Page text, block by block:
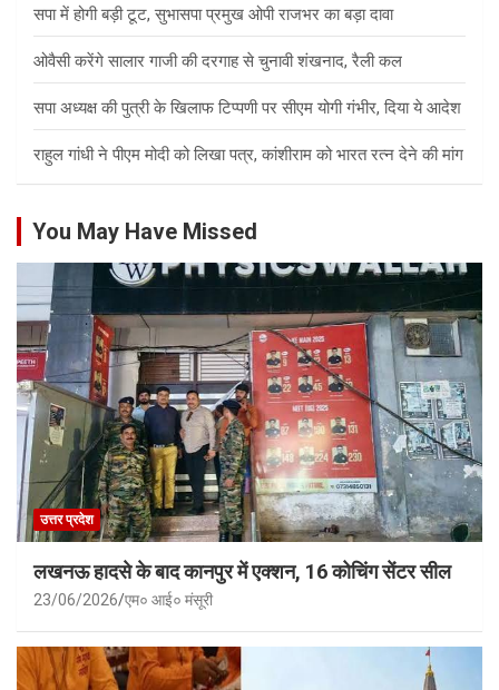
सपा में होगी बड़ी टूट, सुभासपा प्रमुख ओपी राजभर का बड़ा दावा
ओवैसी करेंगे सालार गाजी की दरगाह से चुनावी शंखनाद, रैली कल
सपा अध्यक्ष की पुत्री के खिलाफ टिप्पणी पर सीएम योगी गंभीर, दिया ये आदेश
राहुल गांधी ने पीएम मोदी को लिखा पत्र, कांशीराम को भारत रत्न देने की मांग
You May Have Missed
उत्तर प्रदेश
लखनऊ हादसे के बाद कानपुर में एक्शन, 16 कोचिंग सेंटर सील
23/06/2026 एम० आई० मंसूरी